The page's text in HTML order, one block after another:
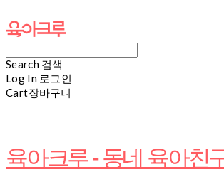
Search 검색
Log In 로그인
Cart장바구니
육아크루 - 동네 육아친